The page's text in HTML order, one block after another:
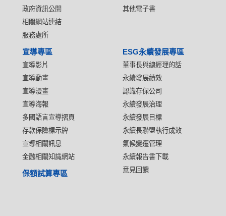
政府資訊公開
相關網站連結
服務處所
其他電子書
宣導專區
宣導影片
宣導動畫
宣導漫畫
宣導海報
多國語言宣導摺頁
存款保險標示牌
宣導相關訊息
金融相關知識網站
ESG永續發展專區
董事長與總經理的話
永續發展績效
認識存保公司
永續發展治理
永續發展目標
永續長聯盟執行成效
氣候變遷管理
永續報告書下載
意見回饋
保額試算專區